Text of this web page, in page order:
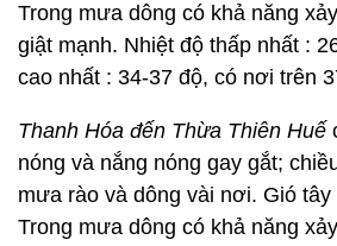
Trong mưa dông có khả năng
giật mạnh. Nhiệt độ thấp nhất :
cao nhất : 34-37 độ, có nơi trên
Thanh Hóa đến Thừa Thiên Huế
nóng và nắng nóng gay gắt;
mưa rào và dông vài nơi. Gió tây
Trong mưa dông có khả năng